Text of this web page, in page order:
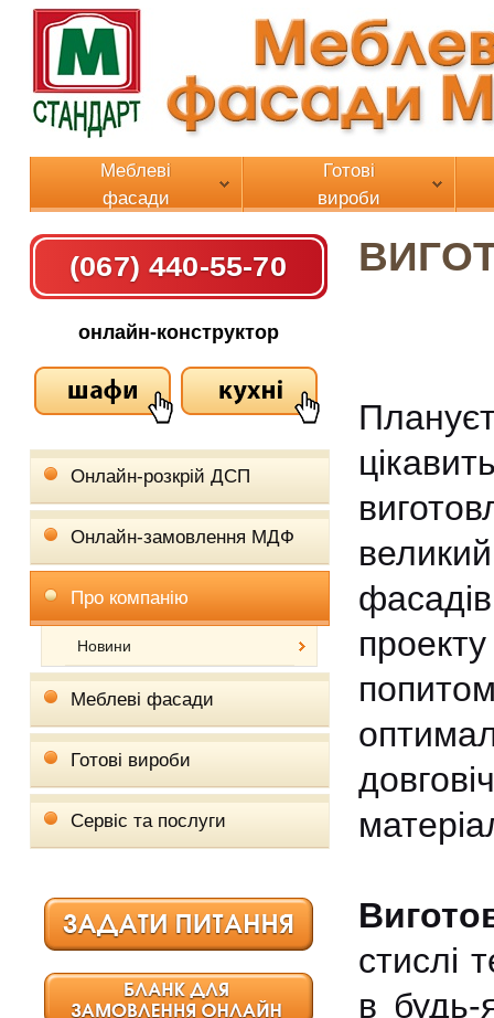
Меблеві
фасади
Готові
вироби
(067) 440-55-70
онлайн-конструктор
Онлайн-розкрій ДСП
Онлайн-замовлення МДФ
Про компанію
Новини
Меблеві фасади
Готові вироби
Сервіс та послуги
стислі
в будь-